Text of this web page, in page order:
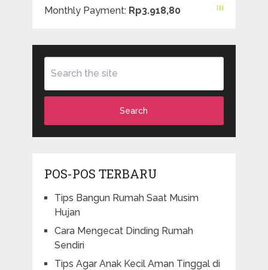
Monthly Payment: Rp3.918,80
Search
POS-POS TERBARU
Tips Bangun Rumah Saat Musim
Hujan
Cara Mengecat Dinding Rumah
Sendiri
Tips Agar Anak Kecil Aman Tinggal di